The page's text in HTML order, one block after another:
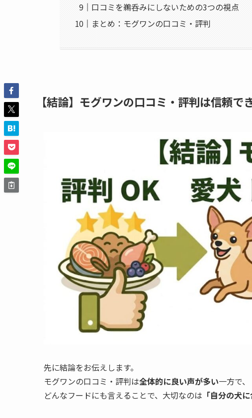
口コミを鵜呑みにしないための3つの視点
まとめ：モグワンの口コミ・評判
【結論】モグワンの口コミ・評判は信頼で
先に結論をお伝えします。
モグワンの口コミ・評判は全体的に良い声が多い一方で
どんなフードにも言えることで、大切なのは 「自分の犬